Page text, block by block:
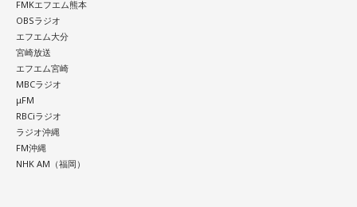
毎週月～木曜日9:00～11:59
DJ：ANNA
mail:anna@bayfm.co.jp
X:＠BAYFM_miracle
月曜の放送を聴く
FMKエフエム熊本
OBSラジオ
エフエム大分
宮崎放送
エフエム宮崎
MBCラジオ
μFM
RBCiラジオ
ラジオ沖縄
FM沖縄
NHK AM（福岡）